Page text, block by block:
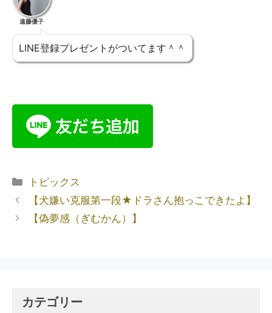
遠藤優子
LINE登録プレゼントがついてます＾＾
トピックス
【犬嫌い克服第一段★ドラさん抱っこできたよ】
【偽夢感（ぎむかん）】
カテゴリー